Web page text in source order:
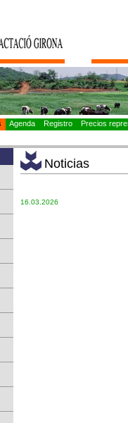
Agenda Registro
Precios
Noticias
16.03.2026